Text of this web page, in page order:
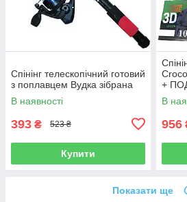
Спінінг телескопічний готовий
з поплавцем Вудка зібрана
В наявності
393 ₴ 523 ₴
Купити
+
В
956
Показати ще